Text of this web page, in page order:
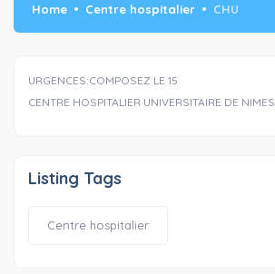
Home Centre hospitalier CHU
URGENCES:COMPOSEZ LE 15
CENTRE HOSPITALIER UNIVERSITAIRE DE NIMES
Listing Tags
Centre hospitalier